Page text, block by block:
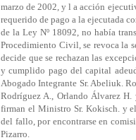
marzo de 2002, y l a acción
requerido de pago a la ejecutada
de la Ley Nº 18092, no había
Procedimiento Civil, se revoca la
decide que se rechazan las
y cumplido pago del capital
Abogado Integrante Sr. Abeliuk.
Rodríguez A., Orlando Álvarez
firman el Ministro Sr. Kokisch. y
del fallo, por encontrarse en
Pizarro.